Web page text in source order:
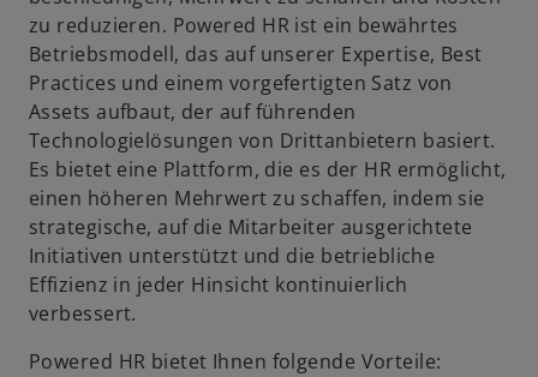
i
d
e
zu reduzieren. Powered HR ist ein bewährtes
Betriebsmodell, das auf unserer Expertise, Best
Practices und einem vorgefertigten Satz von
Assets aufbaut, der auf führenden
Technologielösungen von Drittanbietern basiert.
Es bietet eine Plattform, die es der HR ermöglicht,
einen höheren Mehrwert zu schaffen, indem sie
strategische, auf die Mitarbeiter ausgerichtete
Initiativen unterstützt und die betriebliche
Effizienz in jeder Hinsicht kontinuierlich
verbessert.
Powered HR bietet Ihnen folgende Vorteile: